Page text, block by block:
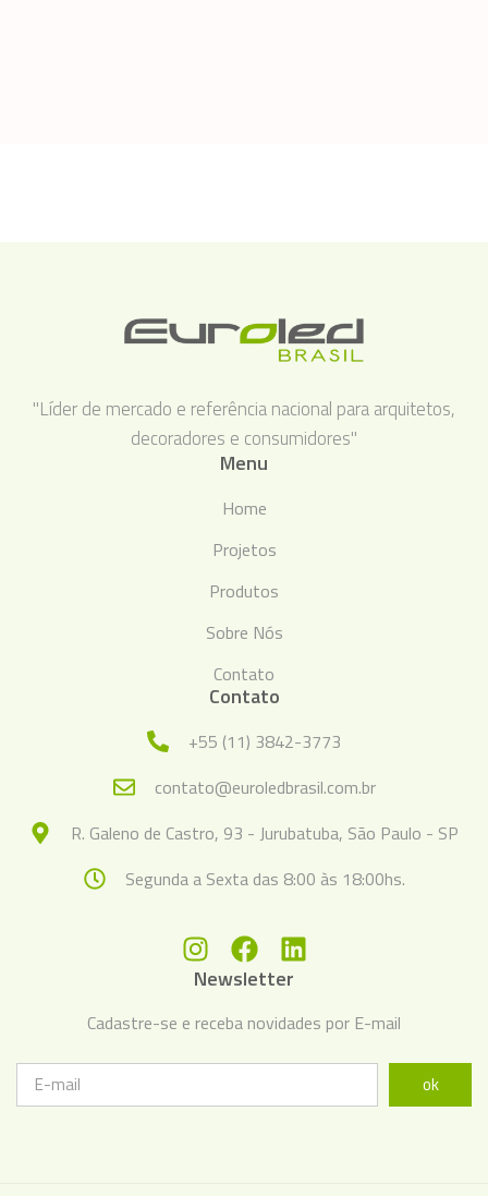
"Líder de mercado e referência nacional para arquitetos,
decoradores e consumidores"
Menu
Home
Projetos
Produtos
Sobre Nós
Contato
Contato
+55 (11) 3842-3773
contato@euroledbrasil.com.br
R. Galeno de Castro, 93 - Jurubatuba, São Paulo - SP
Segunda a Sexta das 8:00 às 18:00hs.
Newsletter
Cadastre-se e receba novidades por E-mail
ok